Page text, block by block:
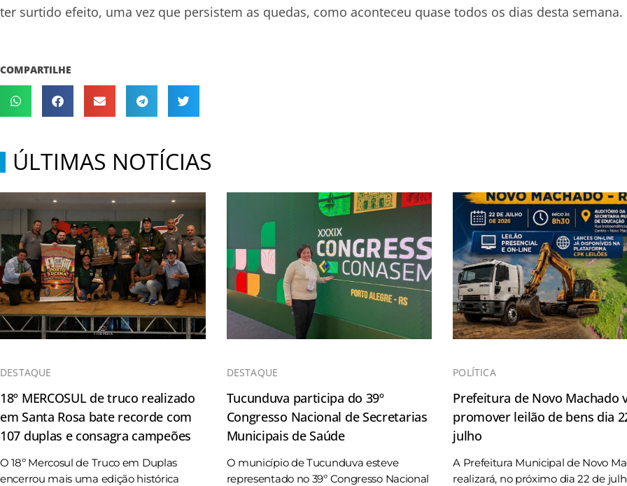
ter surtido efeito, uma vez que persistem as quedas, como aconteceu quase todos os dias desta semana.
COMPARTILHE
ÚLTIMAS NOTÍCIAS
DESTAQUE
18º MERCOSUL de truco realizado
em Santa Rosa bate recorde com
107 duplas e consagra campeões
O 18º Mercosul de Truco em Duplas
encerrou mais uma edição histórica
DESTAQUE
Tucunduva participa do 39º
Congresso Nacional de Secretarias
Municipais de Saúde
O município de Tucunduva esteve
representado no 39º Congresso Nacional
POLÍTICA
Prefeitura de Novo Machado
promover leilão de bens dia
julho
A Prefeitura Municipal de Novo
realizará, no próximo dia 22 de